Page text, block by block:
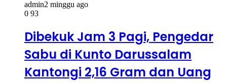
admin2 minggu ago
0 93
Dibekuk Jam 3 Pagi, Pengedar
Sabu di Kunto Darussalam
Kantongi 2,16 Gram dan Uang